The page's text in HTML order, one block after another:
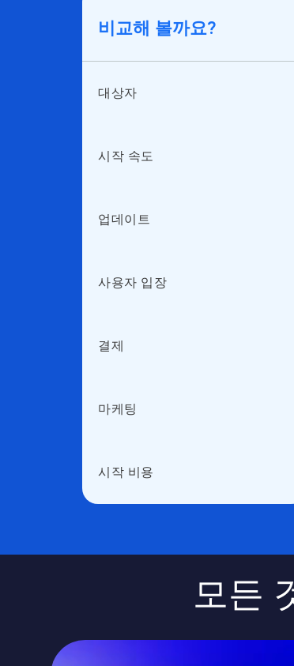
비교해 볼까요?
대상자
시작 속도
업데이트
사용자 입장
결제
마케팅
시작 비용
모든